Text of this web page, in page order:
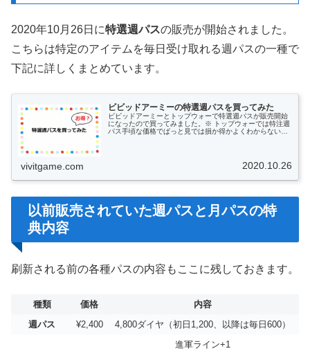
2020年10月26日に特選週パスの販売が開始されました。
こちらは特定のアイテムを毎日受け取れる週パスの一種で
下記に詳しくまとめています。
ビビッドアーミーの特選週パスを買ってみた
ビビッドアーミーとトップウォーで特選週パスが販売開始
になったので買ってみました。※ トップウォーでは特注週
パス手頃な価格でぱっと見では損か得かよくわからないと
vivitgame.com 2020.10.26
以前販売されていた週パスと月パスの特
典内容
刷新される前の各種パスの内容もここに残しておきます。
種類 価格
内容
週パス
¥2,400 4,800ダイヤ（初日1,200、以降は毎日600）
進軍ライン+1